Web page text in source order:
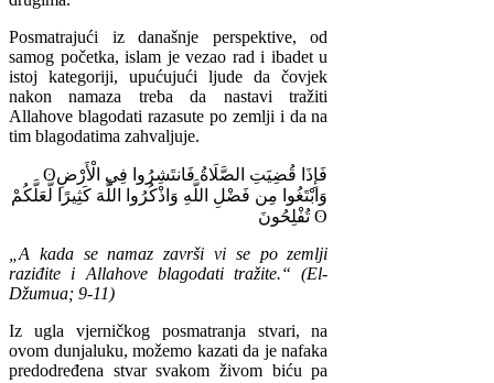
Posmatrajući iz današnje perspektive, od
samog početka, islam je vezao rad i ibadet u
istoj kategoriji, upućujući ljude da čovjek
nakon namaza treba da nastavi tražiti
Allahove blagodati razasute po zemlji i da na
tim blagodatima zahvaljuje.
ʘ فَإِذَا قُضِيَتِ الصَّلَاةُ فَانتَشِرُوا فِي الْأَرْضِ
وَابْتَغُوا مِن فَضْلِ اللَّهِ وَاذْكُرُوا اللَّهَ كَثِيرًا
لَّعَلَّكُمْ
تُفْلِحُونَʘ
„A kada se namaz završi vi se po zemlji
raziđite i Allahove blagodati tražite.“ (El-
Džumua; 9-11)
Iz ugla vjerničkog posmatranja stvari, na
ovom dunjaluku, možemo kazati da je nafaka
predodređena stvar svakom živom biću pa